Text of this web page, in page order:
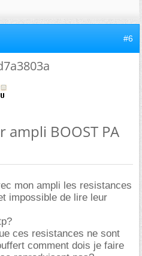
#6
ampli BOOST PA
mon ampli les resistances
impossible de lire leur
ces resistances ne sont
comment dois je faire